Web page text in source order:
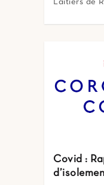
Laitiers de
Covid :